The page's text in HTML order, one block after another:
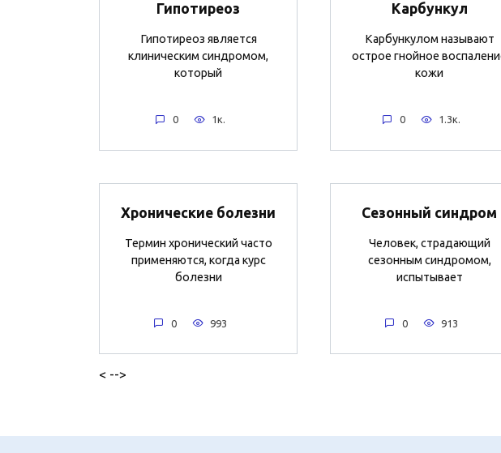
Гипотиреоз
Гипотиреоз является
клиническим синдромом,
который
0 1к.
Карбункул
Карбункулом называют
острое гнойное
кожи
0 1.3к.
Хронические болезни
Термин хронический часто
применяются, когда курс
болезни
0 993
Сезонный синдром
Человек, страдающий
сезонным синдромом,
испытывает
0 913
< -->